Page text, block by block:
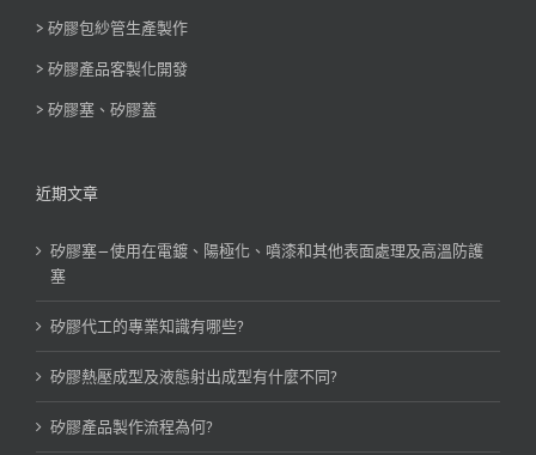
> 矽膠包紗管生產製作
> 矽膠產品客製化開發
> 矽膠塞、矽膠蓋
近期文章
矽膠塞—使用在電鍍、陽極化、噴漆和其他表面處理及高溫防護
塞
矽膠代工的專業知識有哪些?
矽膠熱壓成型及液態射出成型有什麼不同?
矽膠產品製作流程為何?